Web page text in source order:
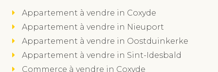
Appartement à vendre in Coxyde
Appartement à vendre in Nieuport
Appartement à vendre in Oostduinkerke
Appartement à vendre in Sint-Idesbald
Commerce à vendre in Coxyde